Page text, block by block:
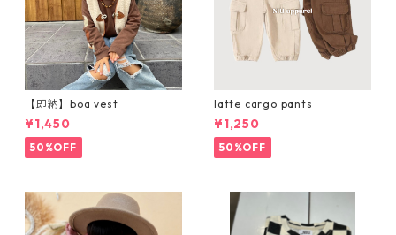
【即納】boa vest
¥1,450
50%OFF
latte cargo pants
¥1,250
50%OFF